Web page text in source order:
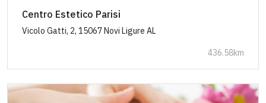
Centro Estetico Parisi
Vicolo Gatti, 2, 15067 Novi Ligure AL
436.58km